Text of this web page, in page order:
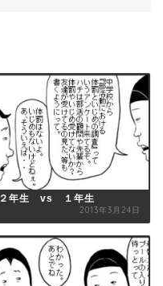
２年生 vs １年生
2013年3月24日